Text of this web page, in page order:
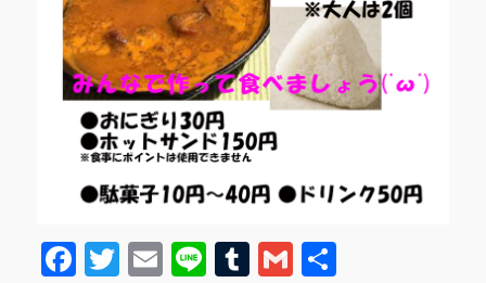
F
T
E
Li T
G